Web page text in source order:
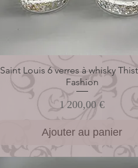
Aperçu rapide
Saint Louis 6 verres à whisky
Fashion
Prix
1 200,00 €
Ajouter au panier